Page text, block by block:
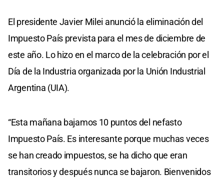
El presidente Javier Milei anunció la eliminación del
Impuesto País prevista para el mes de diciembre de
este año. Lo hizo en el marco de la celebración por el
Día de la Industria organizada por la Unión Industrial
Argentina (UIA).
“Esta mañana bajamos 10 puntos del nefasto
Impuesto País. Es interesante porque muchas veces
se han creado impuestos, se ha dicho que eran
transitorios y después nunca se bajaron. Bienvenidos